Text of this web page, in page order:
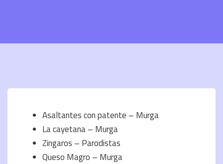
Asaltantes con patente – Murga
La cayetana – Murga
Zingaros – Parodistas
Queso Magro – Murga